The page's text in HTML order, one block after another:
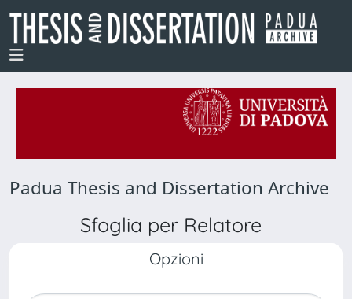
Padua Thesis and Dissertation Archive
Sfoglia per Relatore
Opzioni